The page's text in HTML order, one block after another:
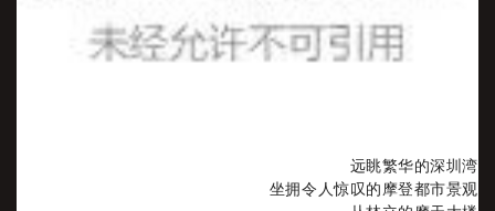
远眺繁华的深圳湾
坐拥令人惊叹的摩登都市景观